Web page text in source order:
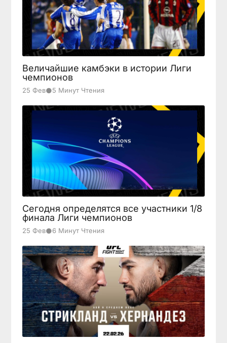
Величайшие камбэки в истории Лиги
чемпионов
25 Фев●5 Минут Чтения
Сегодня определятся все участники 1/8
финала Лиги чемпионов
25 Фев●6 Минут Чтения